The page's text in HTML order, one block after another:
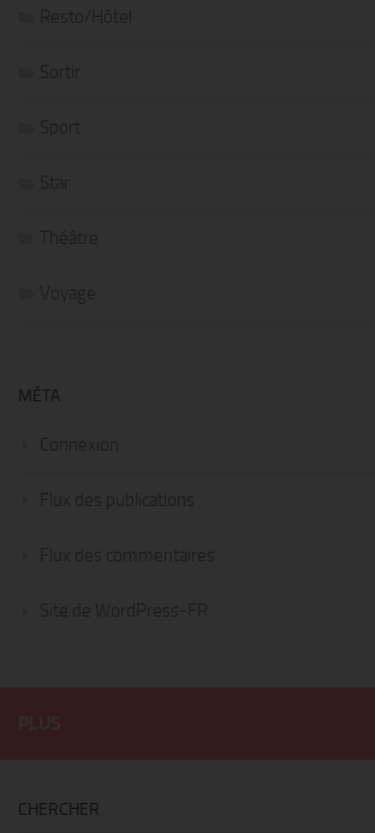
Resto/Hôtel
Sortir
Sport
Star
Théâtre
Voyage
MÉTA
Connexion
Flux des publications
Flux des commentaires
Site de WordPress-FR
CHERCHER